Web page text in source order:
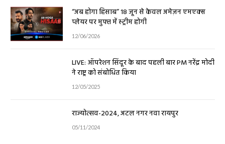
“अब होगा हिसाब” 18 जून से केवल अमेज़न एमएक्स
प्लेयर पर मुफ्त में स्ट्रीम होगी
12/06/2026
LIVE: ऑपरेशन सिंदूर के बाद पहली बार PM नरेंद्र मोदी
ने राष्ट्र को संबोधित किया
12/05/2025
राज्योत्सव-2024, अटल नगर नवा रायपुर
05/11/2024